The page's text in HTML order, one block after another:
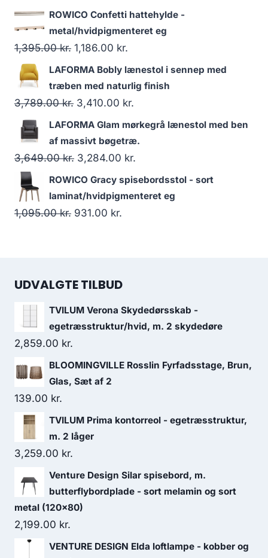
ROWICO Confetti hattehylde -
metal/hvidpigmenteret eg
1,395.00kr. 1,186.00 kr.
LAFORMA Bobly lænestol i sennep med
træben med naturlig finish
3,789.00kr. 3,410.00 kr.
LAFORMA Glam mørkegrå lænestol med ben
af massivt bøgetræ.
3,649.00kr. 3,284.00 kr.
ROWICO Gracy spisebordsstol - sort
laminat/hvidpigmenteret eg
1,095.00kr. 931.00 kr.
UDVALGTE TILBUD
TVILUM Verona Skydedørsskab -
egetræsstruktur/hvid, m. 2 skydedøre
2,859.00 kr.
BLOOMINGVILLE Rosslin Fyrfadsstage, Brun,
Glas, Sæt af 2
139.00 kr.
TVILUM Prima kontorreol - egetræsstruktur,
m. 2 låger
3,259.00 kr.
Venture Design Silar spisebord, m.
butterflybordplade - sort melamin og sort
metal (120x80)
2,199.00 kr.
VENTURE DESIGN Elda loftlampe - kobber og